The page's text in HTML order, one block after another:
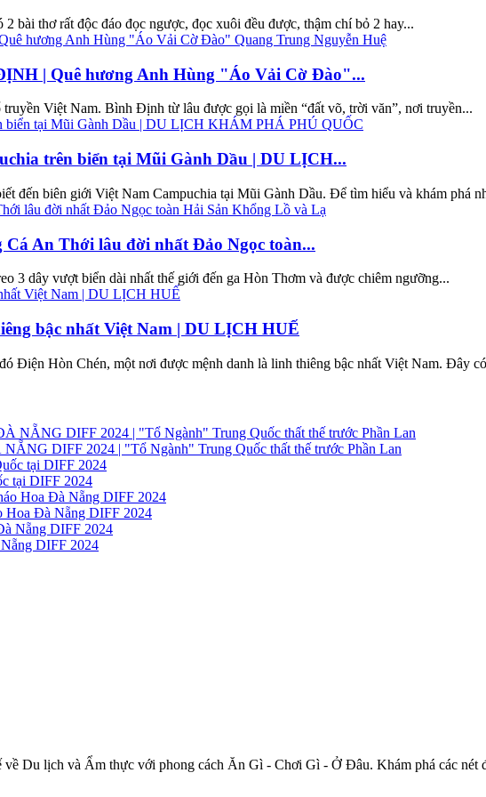
bài thơ rất độc đáo đọc ngược, đọc xuôi đều được, thậm chí bỏ 2 hay...
| Quê hương Anh Hùng "Áo Vải Cờ Đào"...
Việt Nam. Bình Định từ lâu được gọi là miền “đất võ, trời văn”, nơi truyền...
trên biển tại Mũi Gành Dầu | DU LỊCH...
đến biên giới Việt Nam Campuchia tại Mũi Gành Dầu. Để tìm hiểu và khám phá
An Thới lâu đời nhất Đảo Ngọc toàn...
3 dây vượt biển dài nhất thế giới đến ga Hòn Thơm và được chiêm ngưỡng...
bậc nhất Việt Nam | DU LỊCH HUẾ
Điện Hòn Chén, một nơi được mệnh danh là linh thiêng bậc nhất Việt Nam. Đây
DIFF 2024 | "Tổ Ngành" Trung Quốc thất thế trước Phần Lan
tại DIFF 2024
Hoa Đà Nẵng DIFF 2024
DIFF 2024
Du lịch và Ẩm thực với phong cách Ăn Gì - Chơi Gì - Ở Đâu. Khám phá các nét